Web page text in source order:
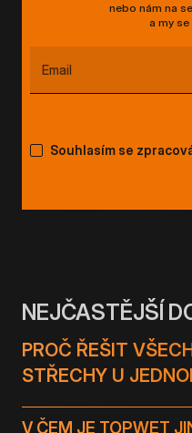
nebo nám na
a my se
Souhlasím se
NEJČASTĚJŠÍ
PROČ ŘEŠIT
STŘECHY U
pochází jednotlivé prvky
V ČEM JE TOPWET